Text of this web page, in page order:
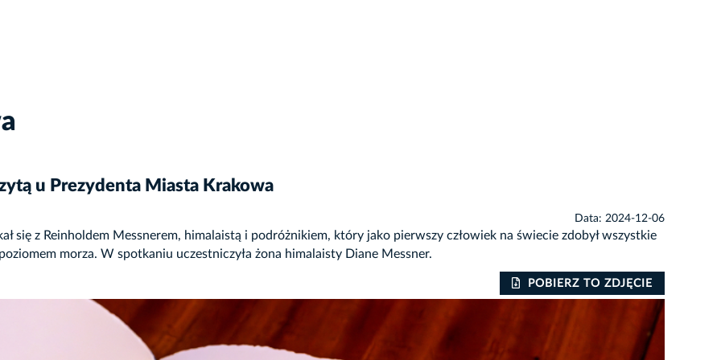
u Prezydenta Miasta Krakowa
Data: 2024-12-06
się z Reinholdem Messnerem, himalaistą i podróżnikiem, który jako pierwszy człowiek na świecie zdobył wszystkie
morza. W spotkaniu uczestniczyła żona himalaisty Diane Messner.
POBIERZ TO ZDJĘCIE